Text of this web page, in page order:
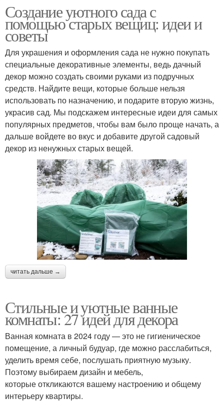
Создание уютного сада с
помощью старых вещиц: идеи и
советы
Для украшения и оформления сада не нужно покупать
специальные декоративные элементы, ведь дачный
декор можно создать своими руками из подручных
средств. Найдите вещи, которые больше нельзя
использовать по назначению, и подарите вторую жизнь,
украсив сад. Мы подскажем интересные идеи для самых
популярных предметов, чтобы вам было проще начать, а
дальше войдете во вкус и добавите другой садовый
декор из ненужных старых вещей.
читать дальше →
Стильные и уютные ванные
комнаты: 27 идей для декора
Ванная комната в 2024 году — это не гигиеническое
помещение, а личный будуар, где можно расслабиться,
уделить время себе, послушать приятную музыку.
Поэтому выбираем дизайн и мебель,
которые откликаются вашему настроению и общему
интерьеру квартиры.